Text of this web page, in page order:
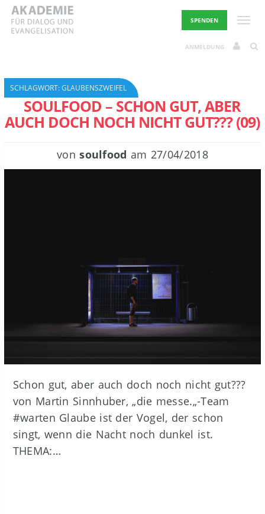
Skip
content
SPENDEN
ANMELDUNG
SCHLAGWORT:GLAUBENSZWEIFEL
SOULFOOD – SCHON GUT, ABER
AUCH DOCH NOCH NICHT GUT??? (09)
vonsoulfood am 27/04/2018
Schon gut, aber auch doch noch nicht gut???
von Martin Sinnhuber, „die messe.„-Team
#warten Glaube ist der Vogel, der schon
singt, wenn die Nacht noch dunkel ist.
THEMA:…